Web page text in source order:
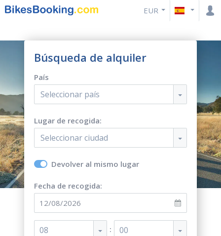
EUR
Búsqueda de alquiler
País
Seleccionar país
Lugar de recogida:
Seleccionar ciudad
Devolver al mismo lugar
Fecha de recogida:
08 : 00